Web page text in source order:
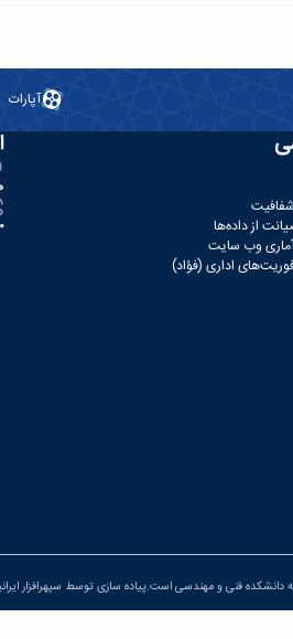
آپارات
از داده‌ها
وب‌ سایت
اداری (فؤاد)
دانشکده فنی و مهندسی است.پیاده سازی توسط سپهرافزار